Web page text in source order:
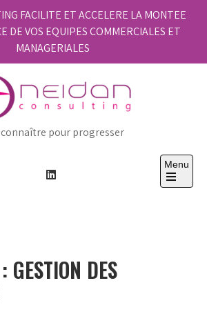
FACILITE ET ACCELERE LA MONTEE
DE VOS EQUIPES COMMERCIALES ET
MANAGERIALES
connaître pour progresser
Menu
Open
GESTION DES